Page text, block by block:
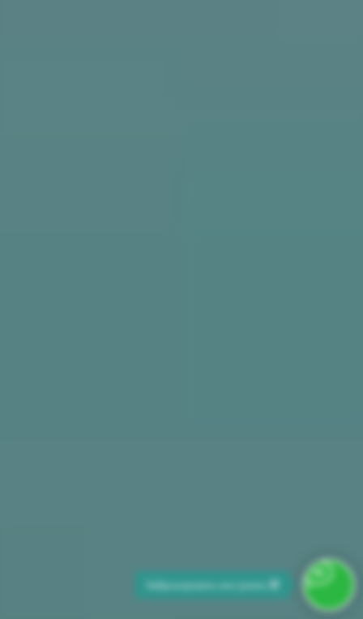
Забронировать или узнать 😊